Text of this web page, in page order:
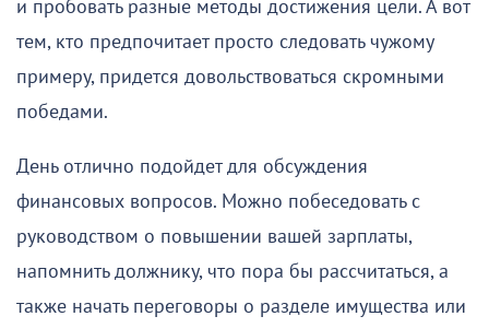
и пробовать разные методы достижения цели. А вот
тем, кто предпочитает просто следовать чужому
примеру, придется довольствоваться скромными
победами.
День отлично подойдет для обсуждения
финансовых вопросов. Можно побеседовать с
руководством о повышении вашей зарплаты,
напомнить должнику, что пора бы рассчитаться, а
также начать переговоры о разделе имущества или